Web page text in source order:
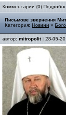
Комментарии (0)
Письмове звернення
Категория: Новини »
автор: mitropolit| 28-05-